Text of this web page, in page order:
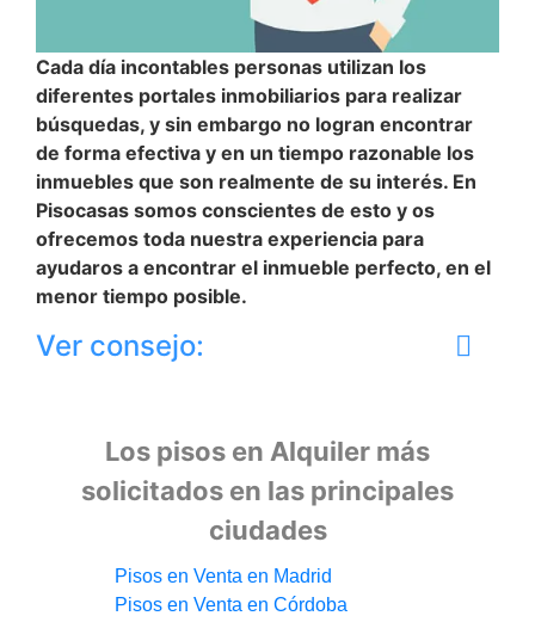
Cada día incontables personas utilizan los
diferentes portales inmobiliarios para realizar
búsquedas, y sin embargo no logran encontrar
de forma efectiva y en un tiempo razonable los
inmuebles que son realmente de su interés. En
Pisocasas somos conscientes de esto y os
ofrecemos toda nuestra experiencia para
ayudaros a encontrar el inmueble perfecto, en el
menor tiempo posible.
Ver consejo:
Los pisos en Alquiler más
solicitados en las principales
ciudades
Pisos en Venta en Madrid
Pisos en Venta en Córdoba